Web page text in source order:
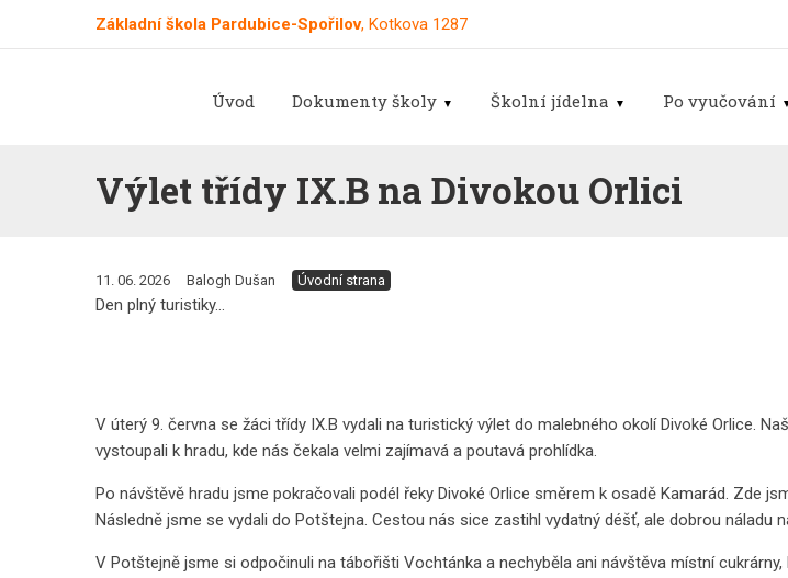
Základní škola Pardubice-Spořilov, Kotkova 1287
Úvod Dokumenty školy Školní jídelna Po vyučování
Výlet třídy IX.B na Divokou Orlici
11. 06. 2026 Balogh Dušan Úvodní strana
Den plný turistiky...
V úterý 9. června se žáci třídy IX.B vydali na turistický výlet do malebného okolí Divoké Orlice.
vystoupali k hradu, kde nás čekala velmi zajímavá a poutavá prohlídka.
Po návštěvě hradu jsme pokračovali podél řeky Divoké Orlice směrem k osadě Kamarád. Zde
Následně jsme se vydali do Potštejna. Cestou nás sice zastihl vydatný déšť, ale dobrou náladu
V Potštejně jsme si odpočinuli na tábořišti Vochtánka a nechyběla ani návštěva místní